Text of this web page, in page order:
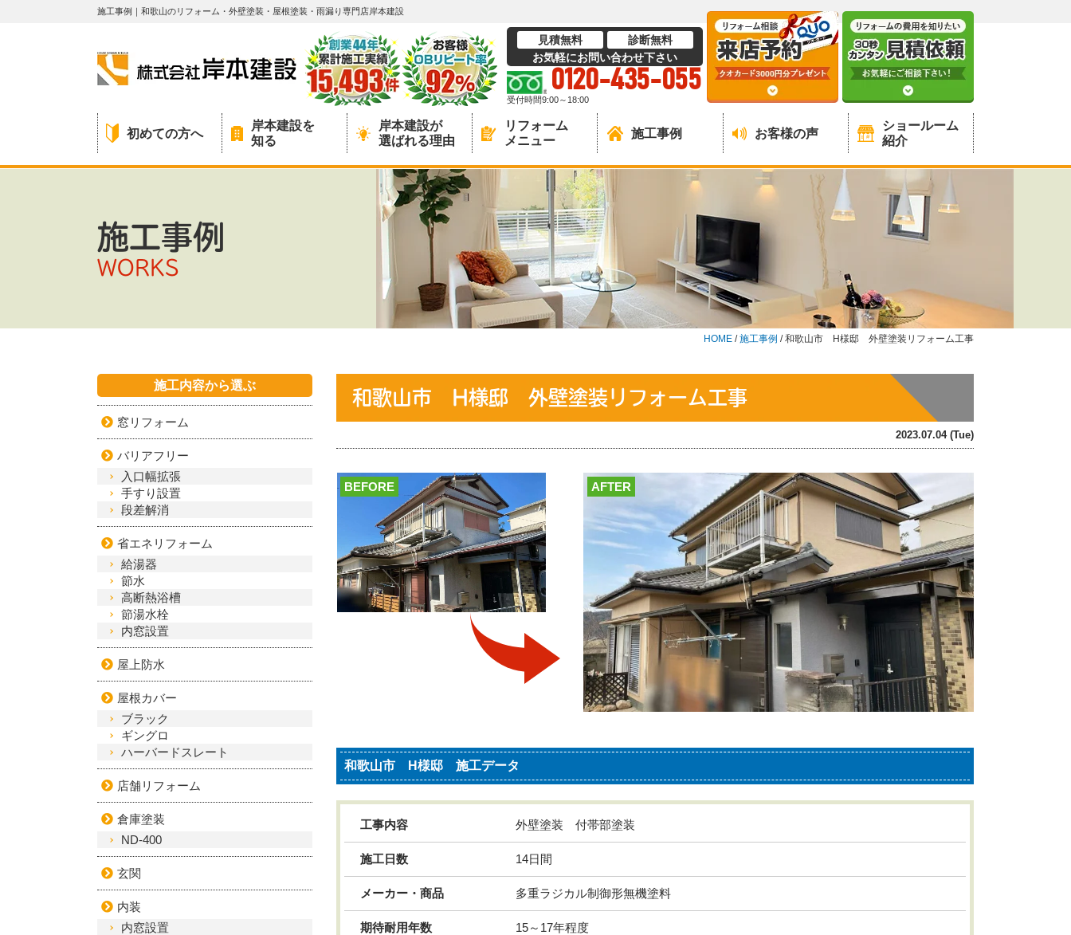
施工事例｜和歌山のリフォーム・外壁塗装・屋根塗装・雨漏り専門店岸本建設
見積無料
診断無料
お気軽にお問い合わせ下さい
0120-435-055
受付時間9:00～18:00
初めての方へ
岸本建設を
知る
岸本建設が
選ばれる理由
リフォーム
メニュー
施工事例 お客様の声
ショールーム
紹介
施工事例
WORKS
HOME /施工事例 /和歌山市 H様邸 外壁塗装リフォーム工事
和歌山市 H様邸 外壁塗装リフォーム工事
2023.07.04 (Tue)
AFTER
BEFORE
和歌山市 H様邸 施工データ
工事内容 外壁塗装 付帯部塗装
施工日数 14日間
メーカー・商品 多重ラジカル制御形無機塗料
期待耐用年数 15～17年程度
施工内容から選ぶ
窓リフォーム
バリアフリー
入口幅拡張
手すり設置
段差解消
省エネリフォーム
給湯器
節水
高断熱浴槽
節湯水栓
内窓設置
屋上防水
屋根カバー
ブラック
ギングロ
ハーバードスレート
店舗リフォーム
倉庫塗装
ND-400
玄関
内装
内窓設置